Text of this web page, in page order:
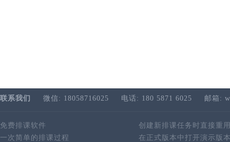
联系我们 微信: 18058716025 电话: 180 5871 6025 邮箱:
免费排课软件
创建新排课任务时直接重
一次简单的排课过程
在正式版本中打开演示版